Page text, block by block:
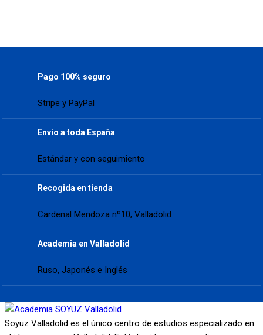
Pago 100% seguro
Stripe y PayPal
Envío a toda España
Estándar y con seguimiento
Recogida en tienda
Cardenal Mendoza nº10, Valladolid
Academia en Valladolid
Ruso, Japonés e Inglés
Soyuz Valladolid es el único centro de estudios especializado en